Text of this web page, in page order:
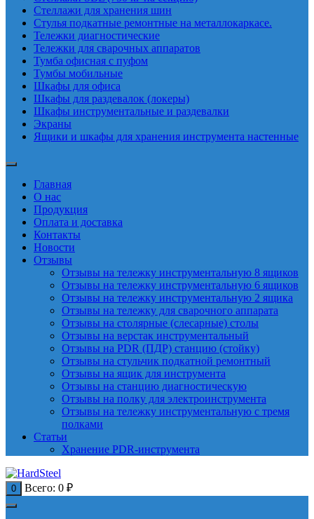
Стеллажи для хранения шин
Стулья подкатные ремонтные на металлокаркасе.
Тележки диагностические
Тележки для сварочных аппаратов
Тумба офисная с пуфом
Тумбы мобильные
Шкафы для офиса
Шкафы для раздевалок (локеры)
Шкафы инструментальные и раздевалки
Экраны
Ящики и шкафы для хранения инструмента настенные
Главная
О нас
Продукция
Оплата и доставка
Контакты
Новости
Отзывы
Отзывы на тележку инструментальную 8 ящиков
Отзывы на тележку инструментальную 6 ящиков
Отзывы на тележку инструментальную 2 ящика
Отзывы на тележку для сварочного аппарата
Отзывы на столярные (слесарные) столы
Отзывы на верстак инструментальный
Отзывы на PDR (ПДР) станцию (стойку)
Отзывы на стульчик подкатной ремонтный
Отзывы на ящик для инструмента
Отзывы на станцию диагностическую
Отзывы на полку для электроинструмента
Отзывы на тележку инструментальную с тремя
полками
Статьи
Хранение PDR-инструмента
0 Всего: 0 ₽